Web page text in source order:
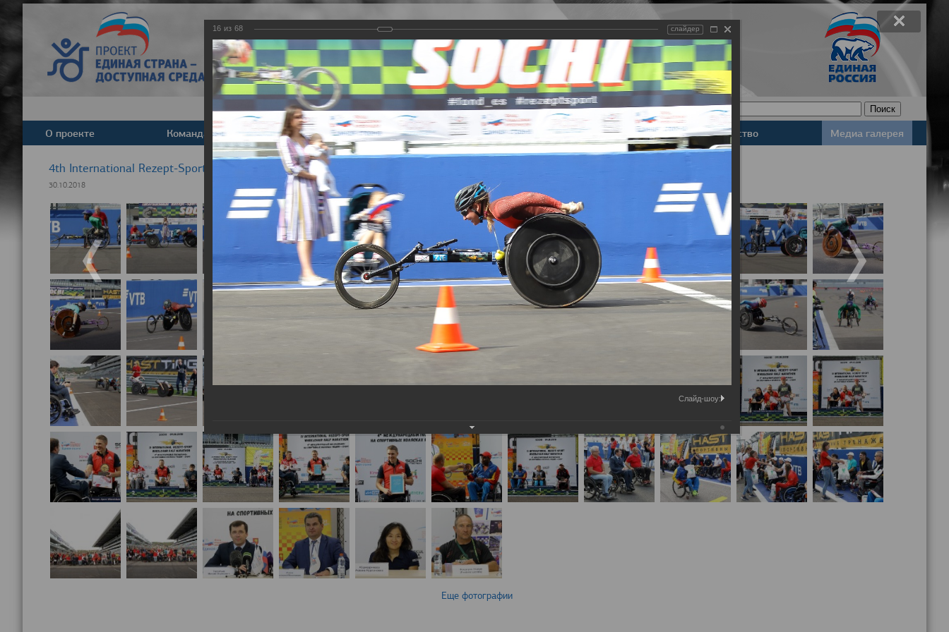
Задать вопрос
Версия для слабовидящих
О проекте Команда Новости Деятельность Базы данных Законодательство Медиа галерея
4th International Rezept-Sport Wheelchair Half marathon
30.10.2018
Еще фотографии
16 из 68 слайдер
Слайд-шоу: